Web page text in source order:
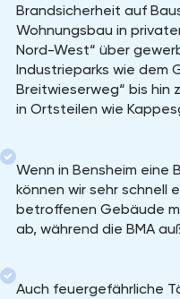
Brandsicherheit auf
Wohnungsbau in
Nord-West“ über
Industrieparks wie dem
Breitwieserweg“ bis hin
in Ortsteilen wie
Wenn in Bensheim eine
können wir sehr schnell
betroffenen Gebäude
ab, während die BMA
Auch feuergefährliche